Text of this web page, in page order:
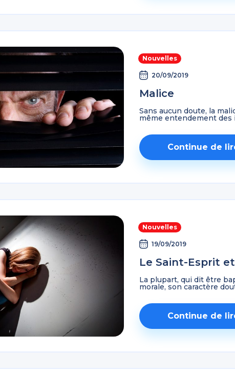
Nouvelles
20/09/2019
Malice
Sans aucun doute, la
même entendement des
Continue de
Nouvelles
19/09/2019
Le Saint-Esprit
La plupart, qui dit être
morale, son caractère
Continue de